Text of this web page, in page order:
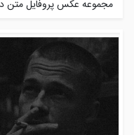
مجموعه عکس پروفایل